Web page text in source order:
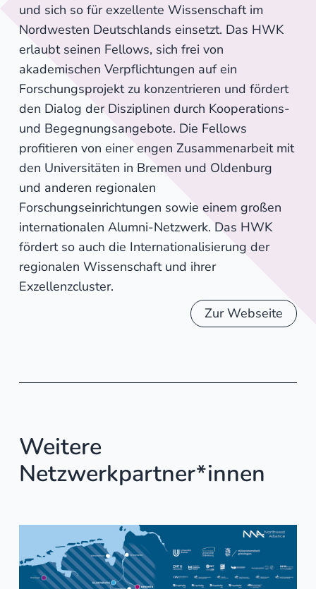
und sich so für exzellente Wissenschaft im
Nordwesten Deutschlands einsetzt. Das HWK
erlaubt seinen Fellows, sich frei von
akademischen Verpflichtungen auf ein
Forschungsprojekt zu konzentrieren und fördert
den Dialog der Disziplinen durch Kooperations-
und Begegnungsangebote. Die Fellows
profitieren von einer engen Zusammenarbeit mit
den Universitäten in Bremen und Oldenburg
und anderen regionalen
Forschungseinrichtungen sowie einem großen
internationalen Alumni-Netzwerk. Das HWK
fördert so auch die Internationalisierung der
regionalen Wissenschaft und ihrer
Exzellenzcluster.
Zur Webseite
Weitere
Netzwerkpartner*innen